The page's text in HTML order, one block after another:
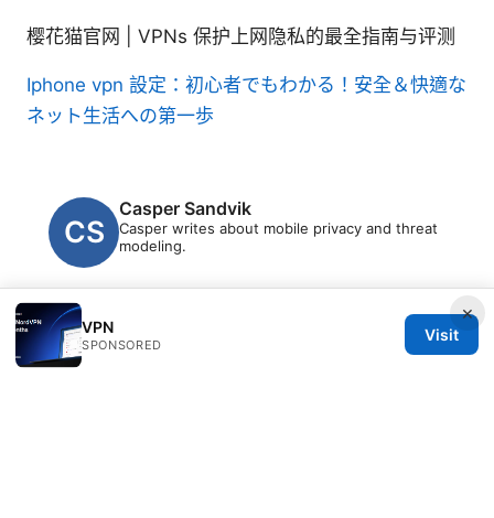
樱花猫官网 | VPNs 保护上网隐私的最全指南与评测
Iphone vpn 設定：初心者でもわかる！安全＆快適な
ネット生活への第一歩
Casper Sandvik
Casper writes about mobile privacy and threat
modeling.
×
VPN
SPONSORED
Visit